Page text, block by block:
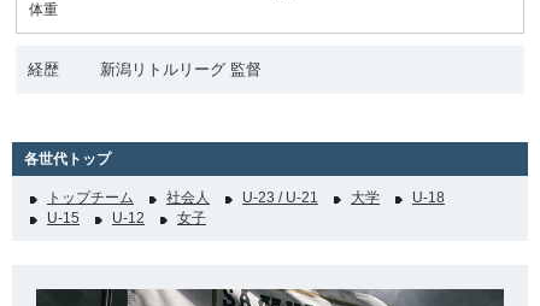
体重
経歴 新潟リトルリーグ 監督
各世代トップ
トップチーム 社会人 U-23 / U-21 大学
U-18
U-15
U-12 女子